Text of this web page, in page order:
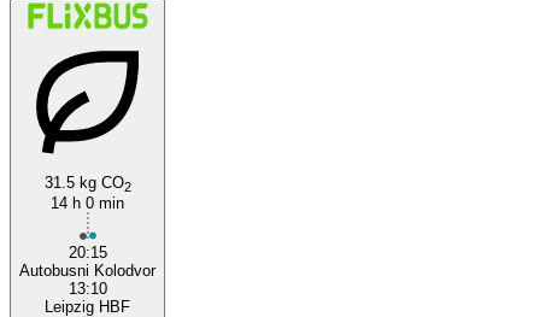
31.5 kg CO2
14 h 0 min
20:15
Autobusni Kolodvor
13:10
Leipzig HBF